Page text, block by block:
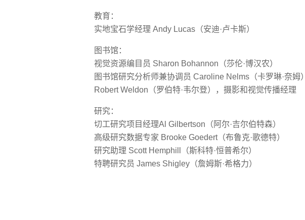
教育：
实地宝石学经理 Andy Lucas（安迪·卢卡斯）
图书馆：
视觉资源编目员 Sharon Bohannon（莎伦·博汉农）
图书馆研究分析师兼协调员 Caroline Nelms（卡罗琳·奈姆）
Robert Weldon（罗伯特·韦尔登），摄影和视觉传播经理
研究：
切工研究项目经理Al Gilbertson（阿尔·吉尔伯特森）
高级研究数据专家 Brooke Goedert（布鲁克·歌德特）
研究助理 Scott Hemphill（斯科特·恒普希尔）
特聘研究员 James Shigley（詹姆斯·希格力）